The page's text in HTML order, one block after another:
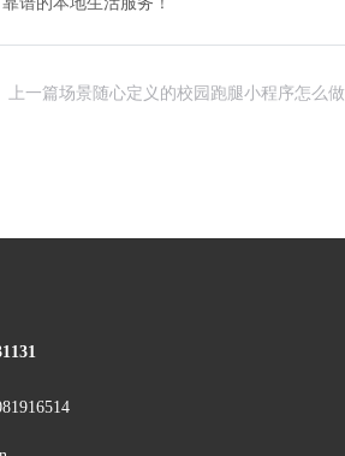
上一篇场景随心定义的校园跑腿小程序怎么做